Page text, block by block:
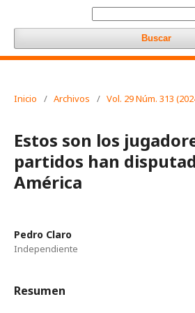
Buscar
Inicio / Archivos / Vol. 29 Núm. 313
Estos son los
partidos han
América
Pedro Claro
Independiente
Resumen